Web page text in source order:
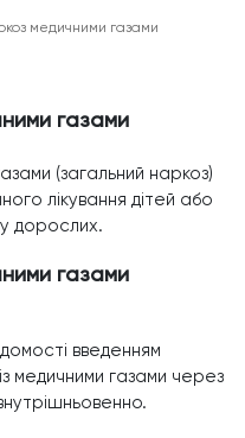
медичними газами
газами
(загальний наркоз)
лікування дітей або
дорослих.
газами
введенням
медичними газами через